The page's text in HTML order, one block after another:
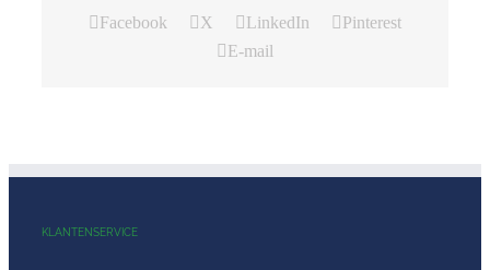
Facebook X LinkedIn
Pinterest
E-mail
KLANTENSERVICE